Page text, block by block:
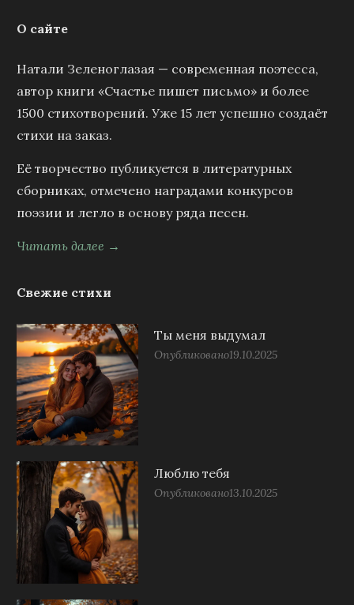
О сайте
Натали Зеленоглазая — современная поэтесса,
автор книги «Счастье пишет письмо» и более
1500 стихотворений. Уже 15 лет успешно создаёт
стихи на заказ.
Её творчество публикуется в литературных
сборниках, отмечено наградами конкурсов
поэзии и легло в основу ряда песен.
Читать далее →
Свежие стихи
Ты меня выдумал
Опубликовано19.10.2025
Люблю тебя
Опубликовано13.10.2025